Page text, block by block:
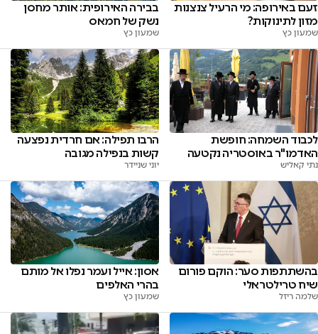
זעם באירופה: מי הרעיל צנצנות
מזון לתינוקות?
שמעון כץ
בבירה האירופית: אותר מחסן
נשק של חמאס
שמעון כץ
לכבוד השמחה: חופשת
האדמו"ר באוסטריה נקטעה
נתי קאליש
הרבו תפילה: אם חרדית נפצעה
קשות בנפילה מגובה
יוני שניידר
בהשתתפות סער: הוקם פורום
שיח טרילטראלי
שלמה ריזל
אסון: אייל ועמר נפלו אל מותם
בהרי האלפים
שמעון כץ